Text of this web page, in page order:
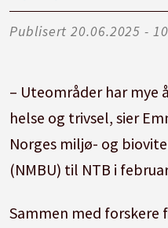
Publisert 20.06.2025 -
– Uteområder har mye
helse og trivsel, sier
Norges miljø- og
(NMBU) til NTB i
Sammen med